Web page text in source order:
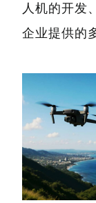
人机的开发
企业提供的